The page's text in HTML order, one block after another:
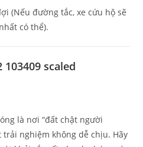
(Nếu đường tắc, xe cứu hộ sẽ
có thể).
là nơi “đất chật người
trải nghiệm không dễ chịu. Hãy